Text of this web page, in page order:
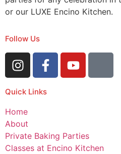
or our LUXE Encino Kitchen.
Follow Us
Quick Links
Home
About
Private Baking Parties
Classes at Encino Kitchen